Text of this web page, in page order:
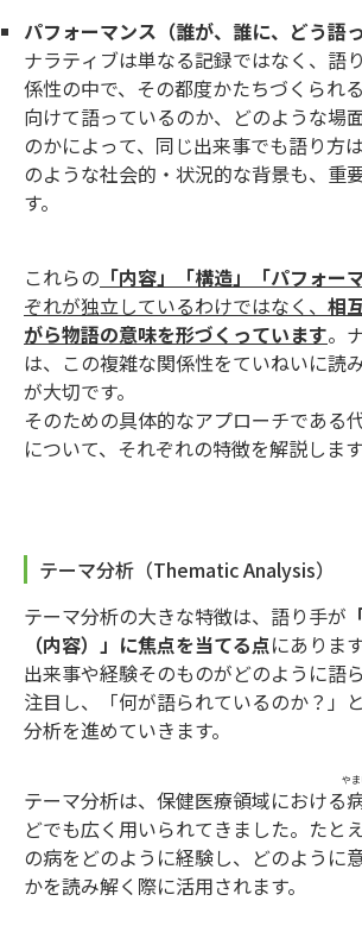
パフォーマンス（誰が、誰に、どう語
ナラティブは単なる記録ではなく、語
係性の中で、その都度かたちづくられ
向けて語っているのか、どのような場
のかによって、同じ出来事でも語り方
のような社会的・状況的な背景も、重
す。
これらの 「内容」「構造」「パフォー
ぞれが独立しているわけではなく、 相
がら物語の意味を形づくっています。
は、この複雑な関係性をていねいに読
が大切です。
そのための具体的なアプローチである
について、それぞれの特徴を解説します
テーマ分析（Thematic Analysis）
テーマ分析の大きな特徴は、語り手が
（内容）」に焦点を当てる点にあります
出来事や経験そのものがどのように語
注目し、「何が語られているのか？」
分析を進めていきます。
テーマ分析は、保健医療領域における
や
どでも広く用いられてきました。たと
の病をどのように経験し、どのように
かを読み解く際に活用されます。